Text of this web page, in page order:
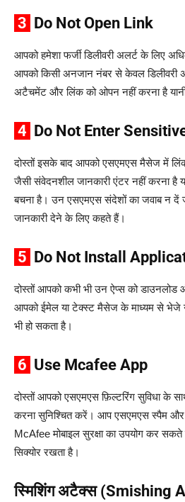
3 Do Not Open Link
आपको हमेशा फर्जी डिलीवरी अलर्ट के लिए
आपको किसी अनजान नंबर से केवल डिलीवरी
अटैचमेंट और लिंक को ओपन नहीं करना है
4 Do Not Enter
दोस्तों इसके बाद आपको एसएमएस मैसेज में
जैसी संवेदनशील जानकारी एंटर नहीं करना है
बचना है। उन एसएमएस संदेशों का जवाब न दें
जानकारी देने के लिए कहते हैं।
5 Do Not Install
दोस्तों आपको कभी भी उन ऐप्स को डाउनलोड
आपको ईमेल या टेक्स्ट मैसेज के माध्यम से भेजे
भी हो सकता है।
6 Use Mcafee App
दोस्तों आपको एसएमएस फ़िल्टरिंग सुविधा के
करना सुनिश्चित करें। आप एसएमएस स्पैम
McAfee मोबाइल सुरक्षा का उपयोग कर
सिक्योर रखता है।
स्मिशिंग अटैक्स (Smishing